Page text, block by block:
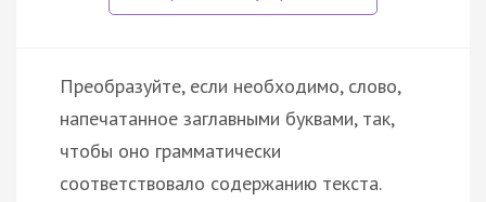
Преобразуйте, если необходимо, слово,
напечатанное заглавными буквами, так,
чтобы оно грамматически
соответствовало содержанию текста.